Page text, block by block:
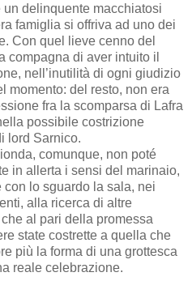
delinquente macchiatosi
famiglia si offriva ad uno dei
Con quel lieve cenno del
compagna di aver intuito il
nell’inutilità di ogni giudizio
momento: del resto, non era
fra la scomparsa di Lafra
possibile costrizione
lord Sarnico.
comunque, non poté
in allerta i sensi del marinaio,
lo sguardo la sala, nei
alla ricerca di altre
al pari della promessa
state costrette a quella che
più la forma di una grottesca
reale celebrazione.